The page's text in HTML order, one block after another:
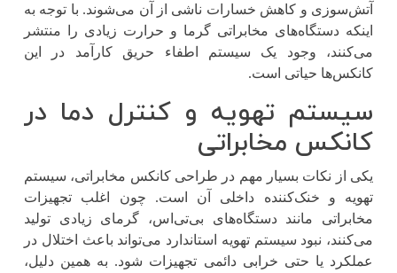
آتش‌سوزی و کاهش خسارات ناشی از آن می‌شوند. با توجه به
اینکه دستگاه‌های مخابراتی گرما و حرارت زیادی را منتشر
می‌کنند، وجود یک سیستم اطفاء حریق کارآمد در این
کانکس‌ها حیاتی است.
سیستم تهویه و کنترل دما در
کانکس مخابراتی
یکی از نکات بسیار مهم در طراحی کانکس مخابراتی، سیستم
تهویه و خنک‌کننده داخلی آن است. چون اغلب تجهیزات
مخابراتی مانند دستگاه‌های بی‌تی‌اس، گرمای زیادی تولید
می‌کنند، نبود سیستم تهویه استاندارد می‌تواند باعث اختلال در
عملکرد یا حتی خرابی دائمی تجهیزات شود. به همین دلیل،